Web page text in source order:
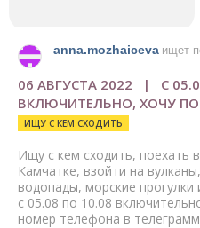
anna.mozhaiceva ищет
06 АВГУСТА 2022 | С
ВКЛЮЧИТЕЛЬНО, ХОЧУ
ИЩУ С КЕМ СХОДИТЬ
Ищу с кем сходить, поехать
Камчатке, взойти на
водопады, морские прогулки
с 05.08 по 10.08
номер телефона в